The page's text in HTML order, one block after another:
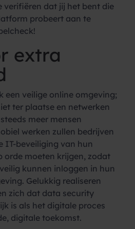
verifiëren dat jij het bent die
probeert aan te
extra
een veilige online omgeving;
ter plaatse en netwerken
meer mensen
werken zullen bedrijven
IT-beveiliging van hun
orde moeten krijgen, zodat
kunnen inloggen in hun
Gelukkig realiseren
zich dat data security
is als het digitale proces
digitale toekomst.